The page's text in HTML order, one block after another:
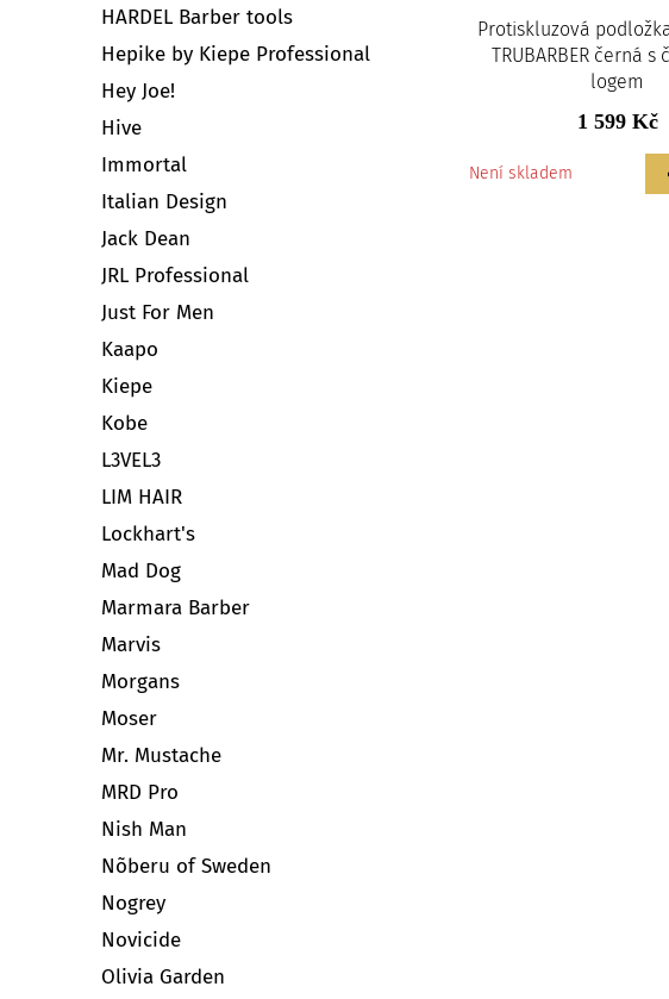
HARDEL Barber tools
Hepike by Kiepe Professional
Hey Joe!
Hive
Immortal
Italian Design
Jack Dean
JRL Professional
Just For Men
Kaapo
Kiepe
Kobe
L3VEL3
LIM HAIR
Lockhart's
Mad Dog
Marmara Barber
Marvis
Morgans
Moser
Mr. Mustache
MRD Pro
Nish Man
Nõberu of Sweden
Nogrey
Novicide
Olivia Garden
Protiskluzová
TRUBARBER černá s
logem
1 599 Kč
Není skladem